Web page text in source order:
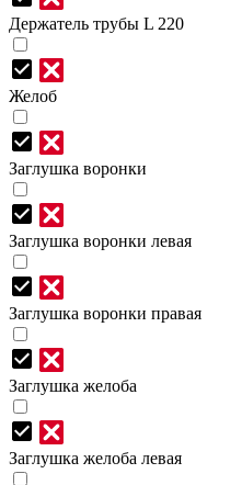
Держатель трубы L 220
Желоб
Заглушка воронки
Заглушка воронки левая
Заглушка воронки правая
Заглушка желоба
Заглушка желоба левая